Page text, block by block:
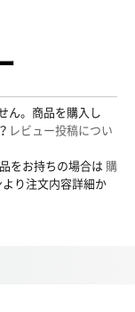
ん。商品を購入し
レビュー投稿につい
をお持ちの場合は 購
り注文内容詳細か